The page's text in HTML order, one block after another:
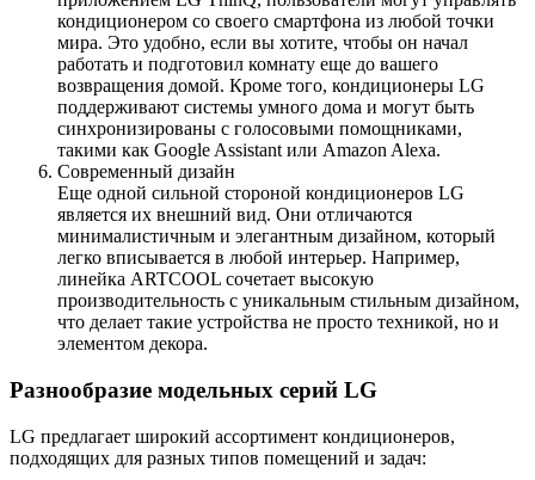
кондиционером со своего смартфона из любой точки
мира. Это удобно, если вы хотите, чтобы он начал
работать и подготовил комнату еще до вашего
возвращения домой. Кроме того, кондиционеры LG
поддерживают системы умного дома и могут быть
синхронизированы с голосовыми помощниками,
такими как Google Assistant или Amazon Alexa.
Современный дизайн
Еще одной сильной стороной кондиционеров LG
является их внешний вид. Они отличаются
минималистичным и элегантным дизайном, который
легко вписывается в любой интерьер. Например,
линейка ARTCOOL сочетает высокую
производительность с уникальным стильным дизайном,
что делает такие устройства не просто техникой, но и
элементом декора.
Разнообразие модельных серий LG
LG предлагает широкий ассортимент кондиционеров,
подходящих для разных типов помещений и задач: